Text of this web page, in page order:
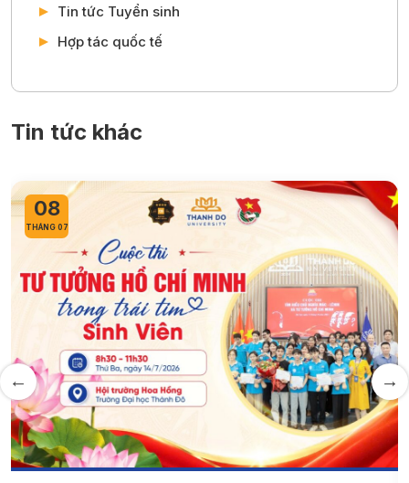
Tin tức Tuyển sinh
Hợp tác quốc tế
Tin tức khác
08
THÁNG 07